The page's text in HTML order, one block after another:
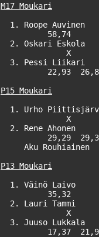
M17 Moukari
1. Roope Auvinen
58,74
2. Oskari Eskola
X
3. Pessi Liikari
22,93
P15 Moukari
1. Urho
X
2. Rene Ahonen
29,29
Aku Rouhiainen
P13 Moukari
1. Väinö Laivo
35,32
2. Lauri Tammi
X
3. Juuso Lukkala
17,37